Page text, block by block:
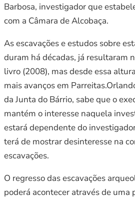
Barbosa, investigador que
com a Câmara de Alcobaça.
As escavações e estudos sobre
duram há décadas, já resultaram
livro (2008), mas desde essa
mais avanços em
da Junta do Bárrio, sabe que o
mantém o interesse naquela
estará dependente do
terá de mostrar desinteresse na
escavações.
O regresso das escavações
poderá acontecer através de uma